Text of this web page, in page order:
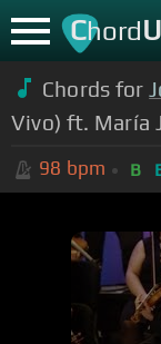
ChordU
Chords for
Vivo) ft. María
98 bpm B